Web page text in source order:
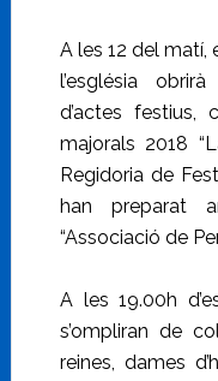
A les 12 del
l’església
d’actes festius,
majorals 2018
Regidoria de
han preparat
“Associació de
A les 19.00h
s’ompliran de
reines, dames